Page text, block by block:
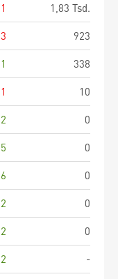
1,83 Tsd.
923
338
10
0
0
0
0
0
-